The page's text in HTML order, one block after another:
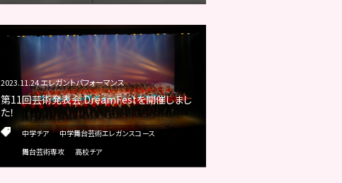
2023.11.24 エレガントパフォーマンス
第11回芸術発表会 DreamFestを開催しまし
た！
中学チア
中学舞台芸術エレガンスコース
舞台芸術専攻
高校チア